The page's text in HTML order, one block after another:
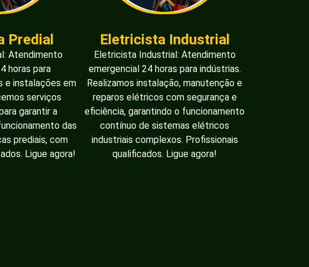
Predial
Atendimento
horas para
e instalações em
serviços
garantir a
das
prediais, com
Ligue agora!
Eletricista Industrial
Eletricista Industrial: Atendimento
emergencial 24 horas para indústrias.
Realizamos instalação, manutenção e
reparos elétricos com segurança e
eficiência, garantindo o funcionamento
contínuo de sistemas elétricos
industriais complexos. Profissionais
qualificados. Ligue agora!